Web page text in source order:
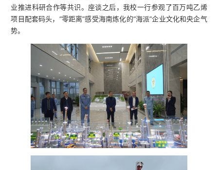
业推进科研合作等共识。座谈之后，我校一行参观了百万吨乙烯
项目配套码头，“零距离”感受海南炼化的“海派”企业文化和央企气
势。